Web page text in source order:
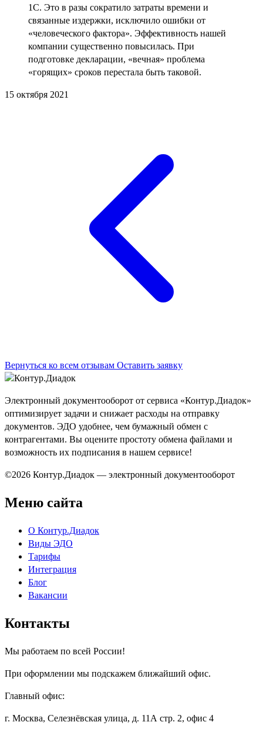
1С. Это в разы сократило затраты времени и
связанные издержки, исключило ошибки от
«человеческого фактора». Эффективность нашей
компании существенно повысилась. При
подготовке декларации, «вечная» проблема
«горящих» сроков перестала быть таковой.
15 октября 2021
Вернуться ко всем отзывам Оставить заявку
Электронный документооборот от сервиса «Контур.Диадок»
оптимизирует задачи и снижает расходы на отправку
документов. ЭДО удобнее, чем бумажный обмен с
контрагентами. Вы оцените простоту обмена файлами и
возможность их подписания в нашем сервисе!
©2026 Контур.Диадок — электронный документооборот
Меню сайта
О Контур.Диадок
Виды ЭДО
Тарифы
Интеграция
Блог
Вакансии
Контакты
Мы работаем по всей России!
При оформлении мы подскажем ближайший офис.
Главный офис:
г. Москва, Селезнёвская улица, д. 11А стр. 2, офис 4